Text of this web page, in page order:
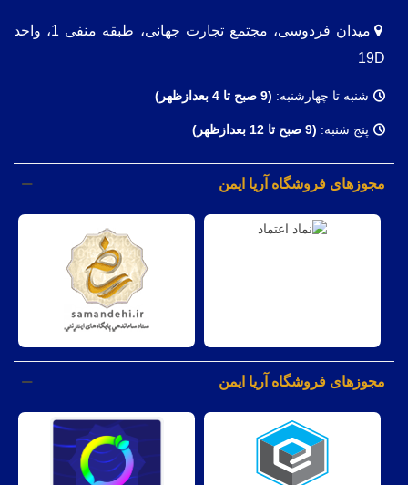
میدان فردوسی، مجتمع تجارت جهانی، طبقه منفی 1، واحد
19D
شنبه تا چهارشنبه: (9 صبح تا 4 بعدازظهر)
پنج شنبه: (9 صبح تا 12 بعدازظهر)
مجوزهای فروشگاه آریا ایمن
مجوزهای فروشگاه آریا ایمن